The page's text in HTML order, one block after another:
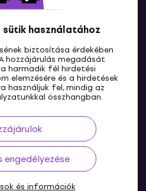
használatához
biztosítása érdekében
hozzájárulás megadását
harmadik fél hirdetési
elemzésére és a hirdetések
használjuk fel, mindig az
összhangban.
engedélyezése
és információk
HU